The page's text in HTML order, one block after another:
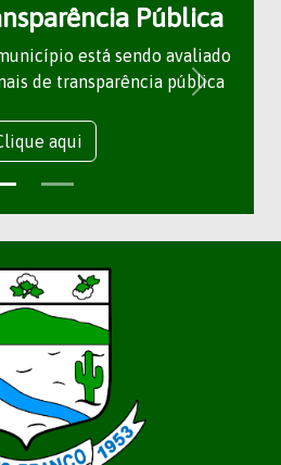
Pública
está sendo avaliado
de transparência pública
aqui